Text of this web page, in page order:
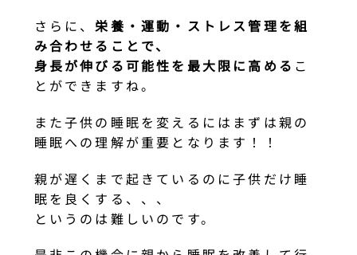
さらに、栄養・運動・ストレス管理を組
み合わせることで、
身長が伸びる可能性を最大限に高める こ
とができますね。
また子供の睡眠を変えるにはまずは親の
睡眠への理解が重要となります！！
親が遅くまで起きているのに子供だけ睡
眠を良くする、、、
というのは難しいのです。